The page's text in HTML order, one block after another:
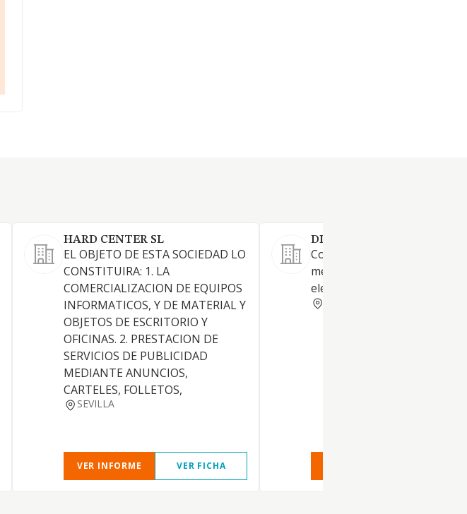
HARD CENTER SL
EL OBJETO DE ESTA SOCIEDAD LO
CONSTITUIRA: 1. LA
COMERCIALIZACION DE EQUIPOS
INFORMATICOS, Y DE MATERIAL Y
OBJETOS DE ESCRITORIO Y
OFICINAS. 2. PRESTACION DE
SERVICIOS DE PUBLICIDAD
MEDIANTE ANUNCIOS,
CARTELES, FOLLETOS,
SEVILLA
VER INFORME VER FICHA
DISTRIBUCIONES CALVER
Comercio al por mayor y al
menor de auto-radios y
electrónicos.